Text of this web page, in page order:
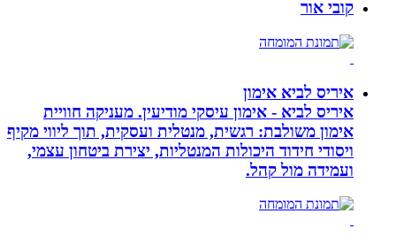
קובי אור
איריס לביא אימון
איריס לביא - אימון עיסקי מודיעין. מעניקה חוויית
אימון משולבת: רגשית, מנטלית ועסקית, תוך ליווי מקיף
ויסודי חידוד היכולות המנטליות, יצירת ביטחון עצמי,
ועמידה מול קהל.